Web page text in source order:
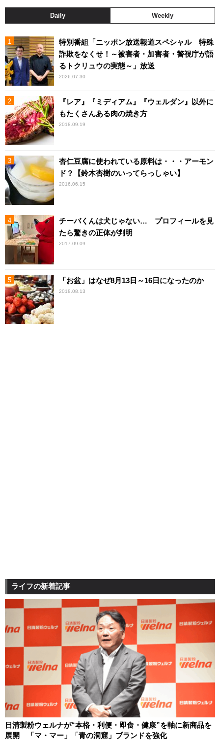
Daily Weekly
特別番組「ニッポン放送報道スペシャル 特殊
詐欺をなくせ！～被害者・加害者・警視庁が語
るトクリュウの実態～」放送
2026.07.30
『レア』『ミディアム』『ウェルダン』以外に
もたくさんある肉の焼き方
2018.09.19
杏仁豆腐に使われている原料は・・・アーモン
ド？【鈴木杏樹のいってらっしゃい】
2016.06.15
チーバくんは犬じゃない… プロフィールを見
たら驚きの正体が判明
2017.09.09
「お盆」はなぜ8月13日～16日になったのか
2018.08.13
ライフの新着記事
日清製粉ウェルナが“本格・利便・即食・健康”を軸に新商品を
展開 「マ・マー」「青の洞窟」ブランドを強化